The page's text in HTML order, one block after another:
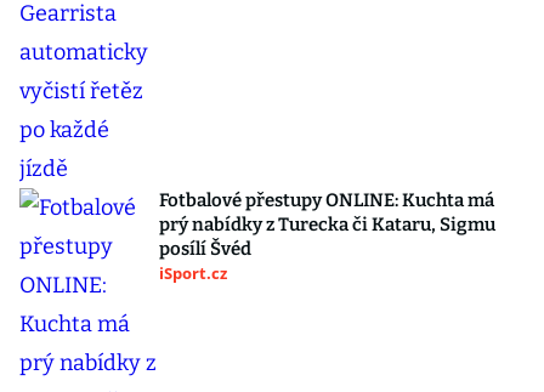
Fotbalové přestupy ONLINE: Kuchta má
prý nabídky z Turecka či Kataru, Sigmu
posílí Švéd
iSport.cz